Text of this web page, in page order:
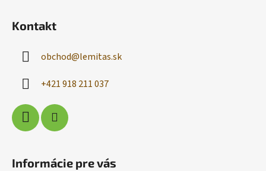
Kontakt
obchod@lemitas.sk
+421 918 211 037
Informácie pre vás